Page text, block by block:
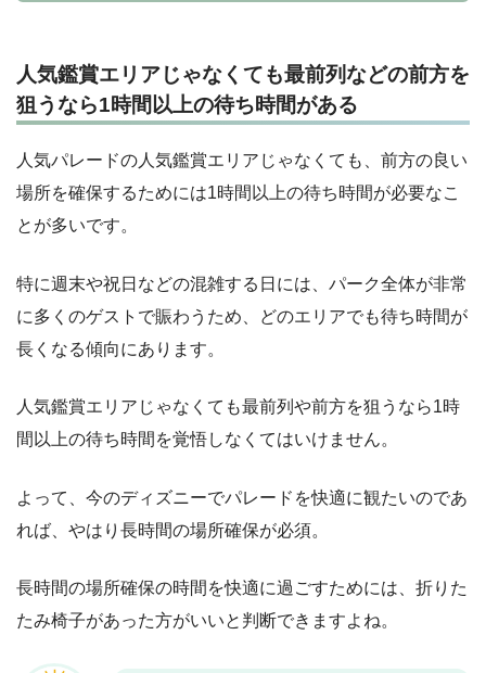
人気鑑賞エリアじゃなくても最前列などの前方を
狙うなら1時間以上の待ち時間がある
人気パレードの人気鑑賞エリアじゃなくても、前方の良い
場所を確保するためには1時間以上の待ち時間が必要なこ
とが多いです。
特に週末や祝日などの混雑する日には、パーク全体が非常
に多くのゲストで賑わうため、どのエリアでも待ち時間が
長くなる傾向にあります。
人気鑑賞エリアじゃなくても最前列や前方を狙うなら1時
間以上の待ち時間を覚悟しなくてはいけません。
よって、今のディズニーでパレードを快適に観たいのであ
れば、やはり長時間の場所確保が必須。
長時間の場所確保の時間を快適に過ごすためには、折りた
たみ椅子があった方がいいと判断できますよね。